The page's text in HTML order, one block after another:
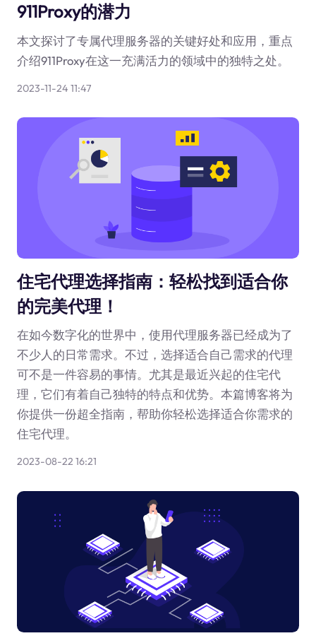
911Proxy的潜力
本文探讨了专属代理服务器的关键好处和应用，重点
介绍911Proxy在这一充满活力的领域中的独特之处。
2023-11-24 11:47
住宅代理选择指南：轻松找到适合你
的完美代理！
在如今数字化的世界中，使用代理服务器已经成为了
不少人的日常需求。不过，选择适合自己需求的代理
可不是一件容易的事情。尤其是最近兴起的住宅代
理，它们有着自己独特的特点和优势。本篇博客将为
你提供一份超全指南，帮助你轻松选择适合你需求的
住宅代理。
2023-08-22 16:21